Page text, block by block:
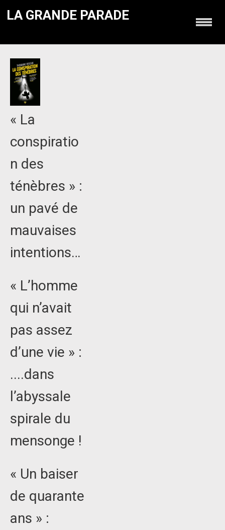
LA GRANDE PARADE
« La
conspiratio
n des
ténèbres » :
un pavé de
mauvaises
intentions…
« L’homme
qui n’avait
pas assez
d’une vie » :
....dans
l’abyssale
spirale du
mensonge !
« Un baiser
de quarante
ans » :